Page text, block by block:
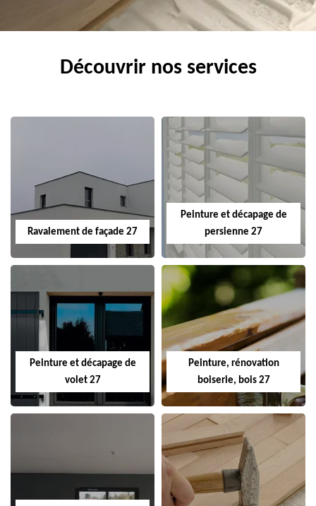
Découvrir nos services
Ravalement de façade 27
Peinture et décapage de
persienne 27
Peinture et décapage de
volet 27
Peinture, rénovation
boiserie, bois 27